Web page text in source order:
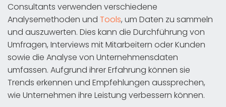
Consultants verwenden verschiedene
Analysemethoden und Tools, um Daten zu sammeln
und auszuwerten. Dies kann die Durchführung von
Umfragen, Interviews mit Mitarbeitern oder Kunden
sowie die Analyse von Unternehmensdaten
umfassen. Aufgrund ihrer Erfahrung können sie
Trends erkennen und Empfehlungen aussprechen,
wie Unternehmen ihre Leistung verbessern können.